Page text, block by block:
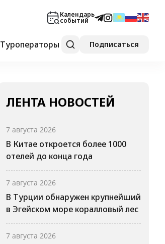
Календарь
событий
Туроператоры Подписаться
ЛЕНТА НОВОСТЕЙ
7 августа 2026
В Китае откроется более 1000
отелей до конца года
7 августа 2026
В Турции обнаружен крупнейший
в Эгейском море коралловый лес
7 августа 2026